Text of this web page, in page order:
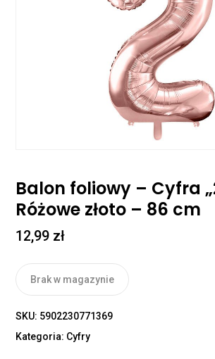
Balon foliowy – Cyfra
Różowe złoto – 86 cm
12,99 zł
Brak w magazynie
SKU: 5902230771369
Kategoria: Cyfry